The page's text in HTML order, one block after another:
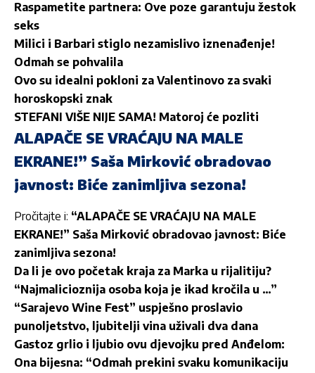
Raspametite partnera: Ove poze garantuju žestok
seks
Milici i Barbari stiglo nezamislivo iznenađenje!
Odmah se pohvalila
Ovo su idealni pokloni za Valentinovo za svaki
horoskopski znak
STEFANI VIŠE NIJE SAMA! Matoroj će pozliti
ALAPAČE SE VRAĆAJU NA MALE
EKRANE!” Saša Mirković obradovao
javnost: Biće zanimljiva sezona!
Pročitajte i: “ALAPAČE SE VRAĆAJU NA MALE
EKRANE!” Saša Mirković obradovao javnost: Biće
zanimljiva sezona!
Da li je ovo početak kraja za Marka u rijalitiju?
“Najmalicioznija osoba koja je ikad kročila u …”
“Sarajevo Wine Fest” uspješno proslavio
punoljetstvo, ljubitelji vina uživali dva dana
Gastoz grlio i ljubio ovu djevojku pred Anđelom:
Ona bijesna: “Odmah prekini svaku komunikaciju